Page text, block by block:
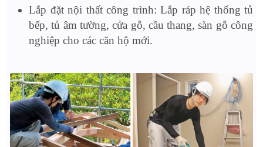
Lắp đặt nội thất công trình: Lắp ráp hệ thống tủ
bếp, tủ âm tường, cửa gỗ, cầu thang, sàn gỗ công
nghiệp cho các căn hộ mới.